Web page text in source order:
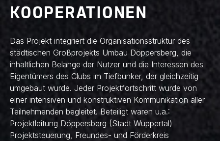
KOOPERATIONEN
Das Projekt integriert die Organisationsstruktur des
städtischen Großprojekts Umbau Döppersberg, die
inhaltlichen Belange der Nutzer und die Interessen des
Eigentümers des Clubs im Tiefbunker, der gleichzeitig
umgebaut wurde. Jeder Projektfortschritt wurde von
einer intensiven und konstruktiven Kommunikation aller
Teilnehmenden begleitet. Beteiligt waren u.a.:
Projektleitung Döppersberg (Stadt Wuppertal)
Projektsteuerung, Freundes- und Förderkreis